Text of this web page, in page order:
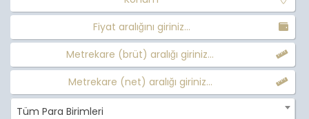
Fiyat aralığını giriniz...
Metrekare (brüt) aralığı giriniz...
Metrekare (net) aralığı giriniz...
Tüm Para Birimleri